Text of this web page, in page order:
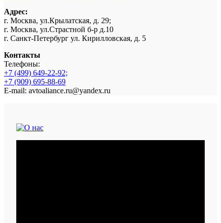
Адрес:
г. Москва, ул.Крылатская, д. 29;
г. Москва, ул.Страстной б-р д.10
г. Санкт-Петербург ул. Кирилловская, д. 5
Контакты
Телефоны:
+7 (499) 649-22-92;
+7 (909) 695-88-69
E-mail: avtoaliance.ru@yandex.ru